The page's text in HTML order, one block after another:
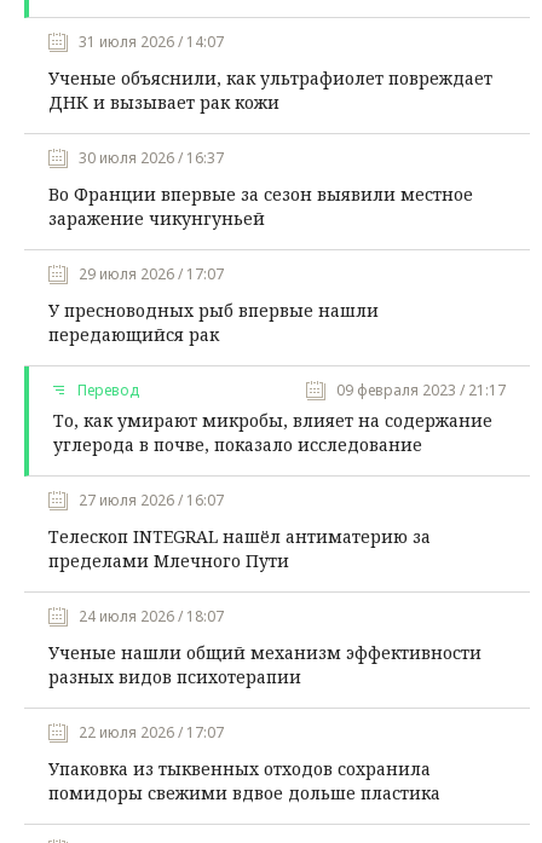
31 июля 2026 / 14:07
Ученые объяснили, как ультрафиолет повреждает
ДНК и вызывает рак кожи
30 июля 2026 / 16:37
Во Франции впервые за сезон выявили местное
заражение чикунгуньей
29 июля 2026 / 17:07
У пресноводных рыб впервые нашли
передающийся рак
Перевод 09 февраля 2023 / 21:17
То, как умирают микробы, влияет на содержание
углерода в почве, показало исследование
27 июля 2026 / 16:07
Телескоп INTEGRAL нашёл антиматерию за
пределами Млечного Пути
24 июля 2026 / 18:07
Ученые нашли общий механизм эффективности
разных видов психотерапии
22 июля 2026 / 17:07
Упаковка из тыквенных отходов сохранила
помидоры свежими вдвое дольше пластика